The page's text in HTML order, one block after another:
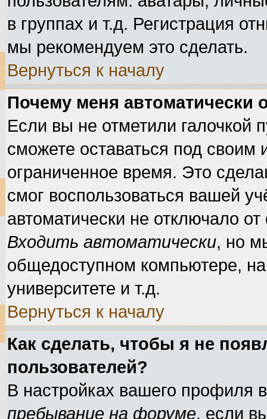
в группах и т.д. Регистрация
мы рекомендуем это сделать.
Вернуться к началу
Почему меня автоматически
Если вы не отметили галочкой
сможете оставаться под
ограниченное время. Это
смог воспользоваться вашей
автоматически не отключало
Входить автоматически, но
общедоступном компьютере,
университете и т.д.
Вернуться к началу
Как сделать, чтобы я не
пользователей?
В настройках вашего профиля
пребывание на форуме, если